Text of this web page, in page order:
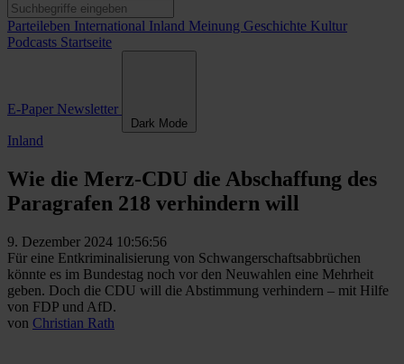
Parteileben International Inland Meinung Geschichte Kultur
Podcasts Startseite
E-Paper Newsletter
Dark Mode
Inland
Wie die Merz-CDU die Abschaffung des
Paragrafen 218 verhindern will
9. Dezember 2024 10:56:56
Für eine Entkriminalisierung von Schwangerschaftsabbrüchen
könnte es im Bundestag noch vor den Neuwahlen eine Mehrheit
geben. Doch die CDU will die Abstimmung verhindern – mit Hilfe
von FDP und AfD.
von Christian Rath